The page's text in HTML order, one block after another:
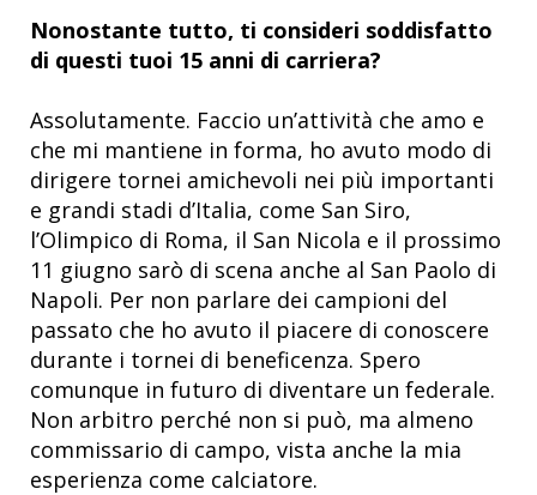
Nonostante tutto, ti consideri soddisfatto
di questi tuoi 15 anni di carriera?
Assolutamente. Faccio un’attività che amo e
che mi mantiene in forma, ho avuto modo di
dirigere tornei amichevoli nei più importanti
e grandi stadi d’Italia, come San Siro,
l’Olimpico di Roma, il San Nicola e il prossimo
11 giugno sarò di scena anche al San Paolo di
Napoli. Per non parlare dei campioni del
passato che ho avuto il piacere di conoscere
durante i tornei di beneficenza. Spero
comunque in futuro di diventare un federale.
Non arbitro perché non si può, ma almeno
commissario di campo, vista anche la mia
esperienza come calciatore.